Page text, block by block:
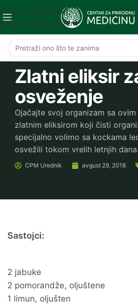
Skip to navigation
Skip to main content
Zlatni eliksir
osveženje
Ojačajte svoj organizam sa
zlatnim eliksirom koji čisti
specijalno volimo sa kockama
osvežili tokom vrelih letnjih dana.
CPM Urednik avgust 29, 2018
Sastojci:
2 jabuke
2 pomorandže, oljuštene
1 limun, oljušten